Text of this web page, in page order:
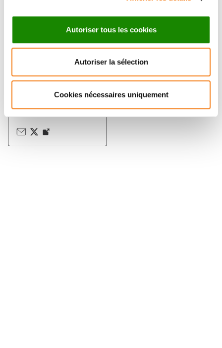
Autoriser tous les cookies
Autoriser la sélection
Cookies nécessaires uniquement
ANA-MARIA
LENNON
DUMENIL